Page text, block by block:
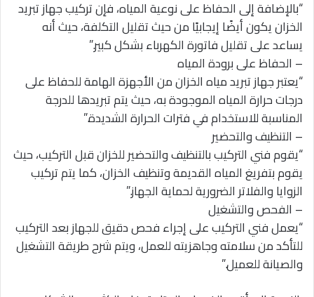
“بالإضافة إلى الحفاظ على نوعية المياه، فإن تركيب جهاز تبريد
الخزان يكون أيضًا إيجابيًا من حيث تقليل التكلفة، حيث أنه
يساعد على تقليل فاتورة الكهرباء بشكل كبير.”
– الحفاظ على برودة المياه
“يعتبر جهاز تبريد مياه الخزان من الأجهزة الهامة للحفاظ على
درجات حرارة المياه الموجودة به، حيث يتم تبريدها للدرجة
المناسبة للاستخدام في فترات الحرارة الشديدة.”
– التنظيف والتحضير
“يقوم فني التركيب بالتنظيف والتحضير للخزان قبل التركيب، حيث
يقوم بتفريغ المياه القديمة وتنظيف الخزان، كما يتم تركيب
الزوايا والفلاتر الضرورية لحماية الجهاز.”
– الفحص والتشغيل
“يعمل فني التركيب على إجراء فحص دقيق للجهاز بعد التركيب
للتأكد من سلامته وجاهزيته للعمل، ويتم شرح طريقة التشغيل
والصيانة للعميل.”